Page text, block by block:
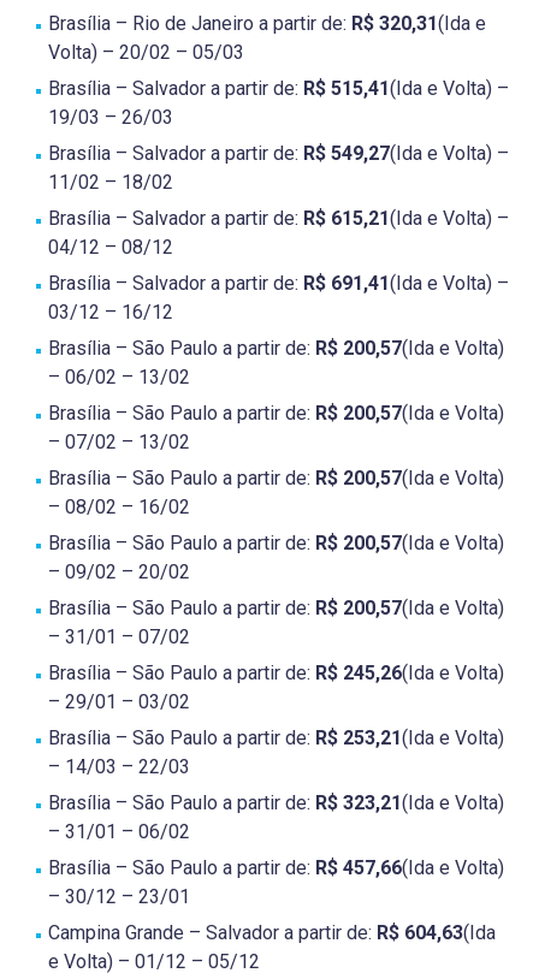
Brasília – Rio de Janeiro a partir de: R$ 320,31(Ida e
Volta) – 20/02 – 05/03
Brasília – Salvador a partir de: R$ 515,41(Ida e Volta) –
19/03 – 26/03
Brasília – Salvador a partir de: R$ 549,27(Ida e Volta) –
11/02 – 18/02
Brasília – Salvador a partir de: R$ 615,21(Ida e Volta) –
04/12 – 08/12
Brasília – Salvador a partir de: R$ 691,41(Ida e Volta) –
03/12 – 16/12
Brasília – São Paulo a partir de: R$ 200,57(Ida e Volta)
– 06/02 – 13/02
Brasília – São Paulo a partir de: R$ 200,57(Ida e Volta)
– 07/02 – 13/02
Brasília – São Paulo a partir de: R$ 200,57(Ida e Volta)
– 08/02 – 16/02
Brasília – São Paulo a partir de: R$ 200,57(Ida e Volta)
– 09/02 – 20/02
Brasília – São Paulo a partir de: R$ 200,57(Ida e Volta)
– 31/01 – 07/02
Brasília – São Paulo a partir de: R$ 245,26(Ida e Volta)
– 29/01 – 03/02
Brasília – São Paulo a partir de: R$ 253,21(Ida e Volta)
– 14/03 – 22/03
Brasília – São Paulo a partir de: R$ 323,21(Ida e Volta)
– 31/01 – 06/02
Brasília – São Paulo a partir de: R$ 457,66(Ida e Volta)
– 30/12 – 23/01
Campina Grande – Salvador a partir de: R$ 604,63(Ida
e Volta) – 01/12 – 05/12